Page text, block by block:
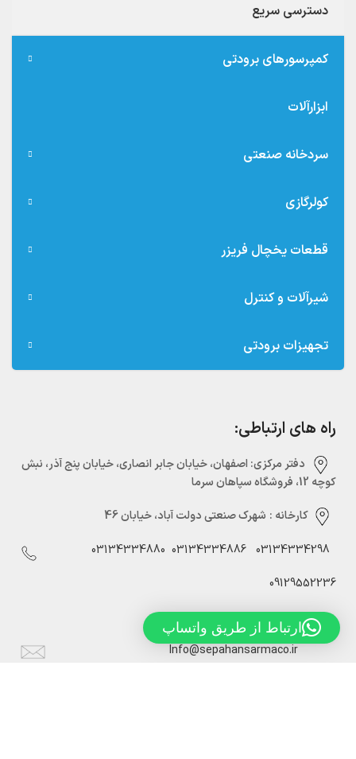
دسترسی سریع
کمپرسورهای برودتی
ابزارآلات
سردخانه صنعتی
کولرگازی
قطعات یخچال فریزر
شیرآلات و کنترل
تجهیزات برودتی
راه های ارتباطی:
دفتر مرکزی:‌ اصفهان، خیابان جابر انصاری، خیابان پنج آذر، نبش
کوچه 12، فروشگاه سپاهان سرما
کارخانه : شهرک صنعتی دولت آباد، خیابان 46
03134334298
03134334886
03134334880
09129552236
Info@sepahansarmaco.ir
ارتباط از طریق واتساپ